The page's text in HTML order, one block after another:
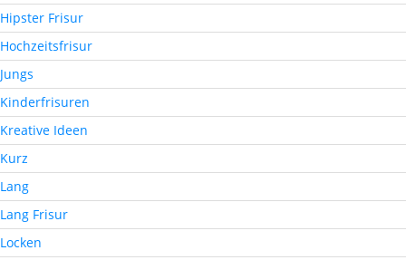
Hipster Frisur
Hochzeitsfrisur
Jungs
Kinderfrisuren
Kreative Ideen
Kurz
Lang
Lang Frisur
Locken